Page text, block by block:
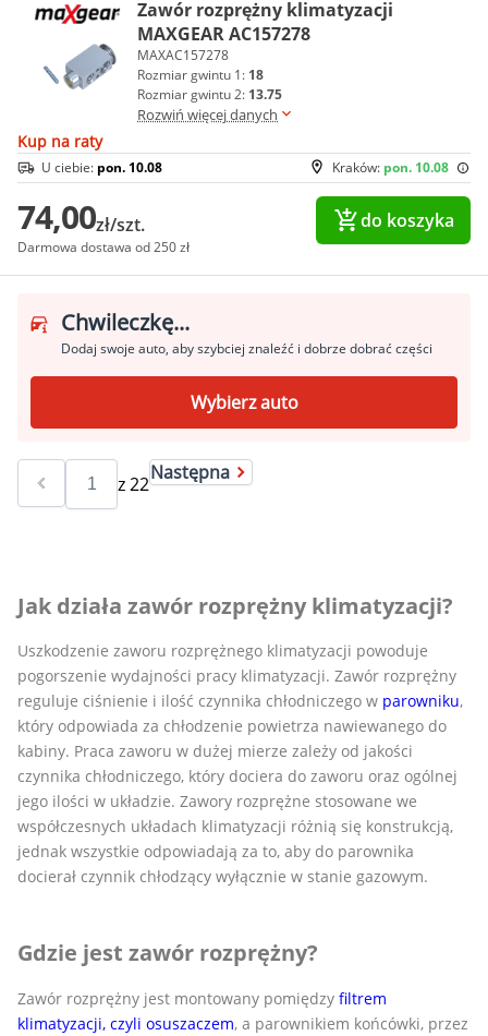
Zawór rozprężny klimatyzacji
MAXGEAR AC157278
MAXAC157278
Rozmiar gwintu 1: 18
Rozmiar gwintu 2: 13.75
Rozwiń więcej danych
Kup na raty
Kraków: pon. 10.08
U ciebie: pon. 10.08
74,00zł/szt.
Darmowa dostawa od 250 zł
do koszyka
Chwileczkę...
Dodaj swoje auto, aby szybciej znaleźć i dobrze dobrać części
Wybierz auto
z22Następna
Jak działa zawór rozprężny klimatyzacji?
Uszkodzenie zaworu rozprężnego klimatyzacji powoduje
pogorszenie wydajności pracy klimatyzacji. Zawór rozprężny
reguluje ciśnienie i ilość czynnika chłodniczego w parowniku,
który odpowiada za chłodzenie powietrza nawiewanego do
kabiny. Praca zaworu w dużej mierze zależy od jakości
czynnika chłodniczego, który dociera do zaworu oraz ogólnej
jego ilości w układzie. Zawory rozprężne stosowane we
współczesnych układach klimatyzacji różnią się konstrukcją,
jednak wszystkie odpowiadają za to, aby do parownika
docierał czynnik chłodzący wyłącznie w stanie gazowym.
Gdzie jest zawór rozprężny?
Zawór rozprężny jest montowany pomiędzy filtrem
klimatyzacji, czyli osuszaczem, a parownikiem końcówki, przez